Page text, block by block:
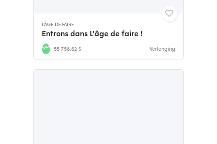
L'ÂGE DE FAIRE
Entrons dans L'âge de faire !
55 758,62 $ Verlenging